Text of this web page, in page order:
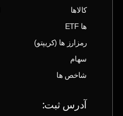
کالاها
ها ETF
رمزارز ها (‌کریپتو)
سهام
شاخص ها
آدرس ثبت‌: